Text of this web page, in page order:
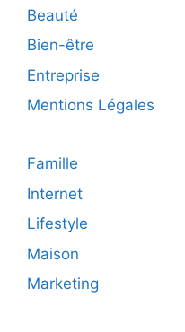
Beauté
Bien-être
Entreprise
Mentions Légales
Famille
Internet
Lifestyle
Maison
Marketing